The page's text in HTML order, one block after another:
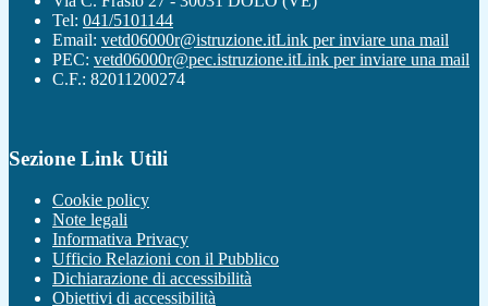
Tel: 041/5101144
Email: vetd06000r@istruzione.itLink per inviare una mail
PEC: vetd06000r@pec.istruzione.itLink per inviare una mail
C.F.: 82011200274
Sezione Link Utili
Cookie policy
Note legali
Informativa Privacy
Ufficio Relazioni con il Pubblico
Dichiarazione di accessibilità
Obiettivi di accessibilità